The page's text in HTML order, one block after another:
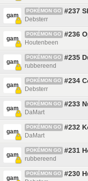
gam
POKÉMON GO #237
Debsterr
gam
POKÉMON GO #236
Houtenbeen
gam
POKÉMON GO #235
rubbereend
gam
POKÉMON GO #234
Debsterr
gam
POKÉMON GO #233
DaMart
gam
POKÉMON GO #232
DaMart
gam
POKÉMON GO #231
rubbereend
gam
POKÉMON GO #230